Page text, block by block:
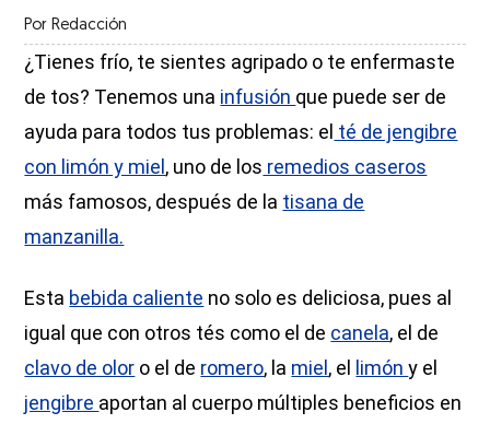
Por Redacción
¿Tienes frío, te sientes agripado o te enfermaste
de tos? Tenemos una infusión que puede ser de
ayuda para todos tus problemas: el té de jengibre
con limón y miel, uno de los remedios caseros
más famosos, después de la tisana de
manzanilla.
Esta bebida caliente no solo es deliciosa, pues al
igual que con otros tés como el de canela, el de
clavo de olor o el de romero, la miel, el limóny el
jengibre aportan al cuerpo múltiples beneficios en